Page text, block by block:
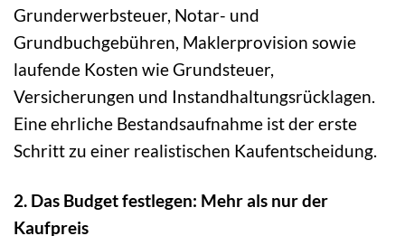
Grunderwerbsteuer, Notar- und
Grundbuchgebühren, Maklerprovision sowie
laufende Kosten wie Grundsteuer,
Versicherungen und Instandhaltungsrücklagen.
Eine ehrliche Bestandsaufnahme ist der erste
Schritt zu einer realistischen Kaufentscheidung.
2. Das Budget festlegen: Mehr als nur der
Kaufpreis